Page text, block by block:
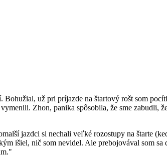
už pri príjazde na štartový rošt som
Zhon, panika spôsobila, že sme zabudli,
jazdci si nechali veľké rozostupy na štarte
išiel, nič som nevidel. Ale prebojovával som